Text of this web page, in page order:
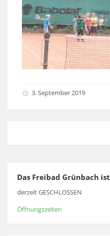
3. September 2019
Das Freibad Grünbach ist
derzeit GESCHLOSSEN
Öffnungszeiten